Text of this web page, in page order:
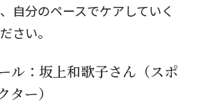
自分のペースでケアしていく
さい。
ル：坂上和歌子さん（スポ
ター）